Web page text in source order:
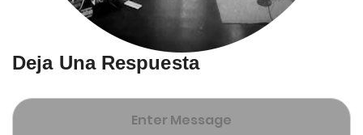
Deja Una Respuesta